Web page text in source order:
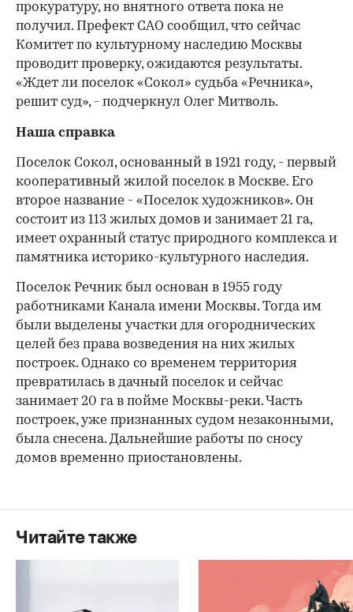
прокуратуру, но внятного ответа пока не
получил. Префект САО сообщил, что сейчас
Комитет по культурному наследию Москвы
проводит проверку, ожидаются результаты.
«Ждет ли поселок «Сокол» судьба «Речника»,
решит суд», - подчеркнул Олег Митволь.
00:00 / 00:00
Наша справка
Поселок Сокол, основанный в 1921 году, - первый
кооперативный жилой поселок в Москве. Его
второе название - «Поселок художников». Он
состоит из 113 жилых домов и занимает 21 га,
имеет охранный статус природного комплекса и
памятника историко-культурного наследия.
Поселок Речник был основан в 1955 году
работниками Канала имени Москвы. Тогда им
были выделены участки для огороднических
целей без права возведения на них жилых
построек. Однако со временем территория
превратилась в дачный поселок и сейчас
занимает 20 га в пойме Москвы-реки. Часть
построек, уже признанных судом незаконными,
была снесена. Дальнейшие работы по сносу
домов временно приостановлены.
Читайте также